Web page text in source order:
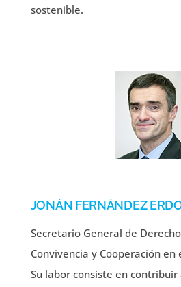
sostenible.
JONÁN FERNÁNDEZ
Secretario General de
Convivencia y Cooperación en
Su labor consiste en